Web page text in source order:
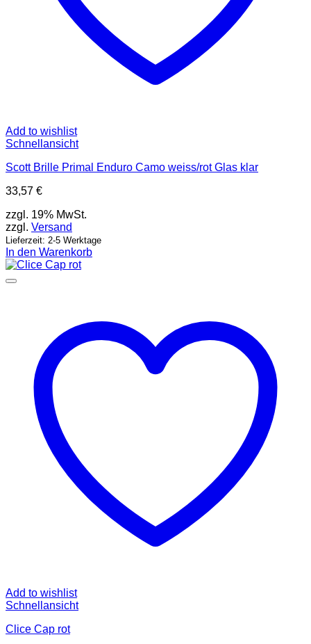
Add to wishlist
Schnellansicht
Scott Brille Primal Enduro Camo weiss/rot Glas klar
33,57 €
zzgl. 19% MwSt.
zzgl. Versand
Lieferzeit: 2-5 Werktage
In den Warenkorb
Add to wishlist
Schnellansicht
Clice Cap rot